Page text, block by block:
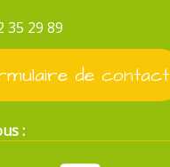
35 29 89
de contact
: